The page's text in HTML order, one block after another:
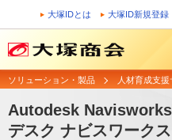
大塚IDとは 大塚ID新規登録
ソリューション・製品 人材育成支援
Autodesk Navisworks
デスク ナビスワーク